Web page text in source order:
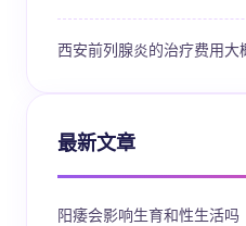
西安前列腺炎的治疗费用大
最新文章
阳痿会影响生育和性生活吗